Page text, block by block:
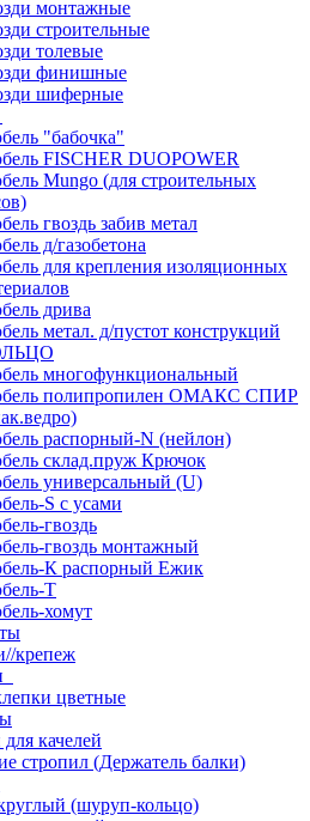
монтажные
строительные
толевые
финишные
шиферные
"бабочка"
FISCHER DUOPOWER
Mungo (для строительных
гвоздь забив метал
д/газобетона
для крепления изоляционных
дрива
метал. д/пустот конструкций
многофункциональный
полипропилен ОМАКС СПИР
распорный-N (нейлон)
склад.пруж Крючок
универсальный (U)
S с усами
гвоздь
гвоздь монтажный
К распорный Ежик
Т
хомут
крепеж
цветные
качелей
стропил (Держатель балки)
(шуруп-кольцо)